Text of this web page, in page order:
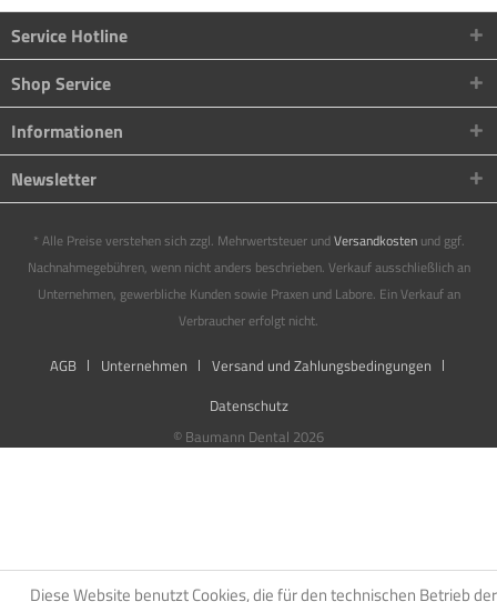
Service Hotline
Shop Service
Informationen
Newsletter
* Alle Preise verstehen sich zzgl. Mehrwertsteuer undVersandkostenund ggf.
Nachnahmegebühren, wenn nicht anders beschrieben. Verkauf ausschließlich an
Unternehmen, gewerbliche Kunden sowie Praxen und Labore. Ein Verkauf an
Verbraucher erfolgt nicht.
AGB Unternehmen
Versand und Zahlungsbedingungen
Datenschutz
© Baumann Dental 2026
Diese Website benutzt Cookies, die für den technischen Betrieb der